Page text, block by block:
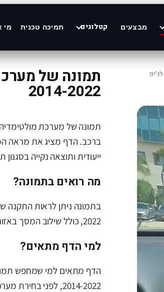
מבצעים קטלוגים תמיכה טכנית מי
תמונה של
2014-2022
ברכב. הדף מציג את מראה
ייעודית ותוצאה נקייה
מה רואים בתמונה?
2022, כולל שילוב המסך באזור הדשבורד והתאמה למבנה הרכב.
למי הדף מתאים?
הדף מתאים למי שמחפש
2014-2022, לפני בחירת מערכת או לפני פנייה למתקין מקצועי.